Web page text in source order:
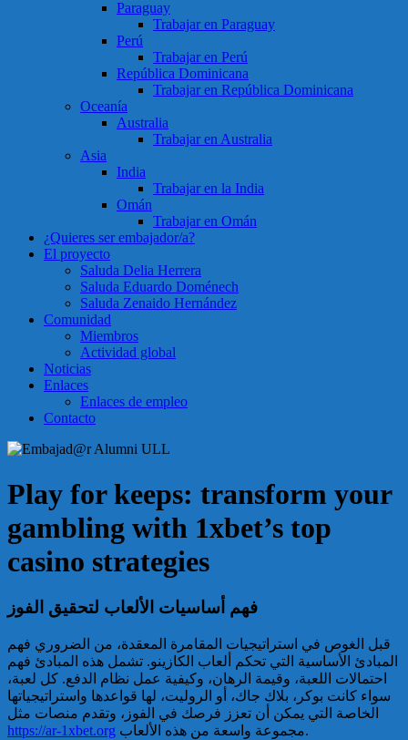
Paraguay
Trabajar en Paraguay
Perú
Trabajar en Perú
República Dominicana
Trabajar en República Dominicana
Oceanía
Australia
Trabajar en Australia
Asia
India
Trabajar en la India
Omán
Trabajar en Omán
¿Quieres ser embajador/a?
El proyecto
Saluda Delia Herrera
Saluda Eduardo Doménech
Saluda Zenaido Hernández
Comunidad
Miembros
Actividad global
Noticias
Enlaces
Enlaces de empleo
Contacto
Play for keeps: transform your
gambling with 1xbet’s top
casino strategies
فهم أساسيات الألعاب لتحقيق الفوز
قبل الغوص في استراتيجيات المقامرة المعقدة، من الضروري فهم
المبادئ الأساسية التي تحكم ألعاب الكازينو. تشمل هذه المبادئ فهم
احتمالات اللعبة، وقيمة الرهان، وكيفية عمل نظام الدفع. كل لعبة،
سواء كانت بوكر، بلاك جاك، أو الروليت، لها قواعدها واستراتيجياتها
الخاصة التي يمكن أن تعزز فرصك في الفوز، وتقدم منصات مثل
https://ar-1xbet.org
مجموعة واسعة من هذه الألعاب.